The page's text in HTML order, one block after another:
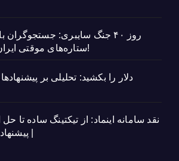
روز ۴۰ جنگ سایبری:
ستاره‌های موقتی ایران در بحران اینترنت!
دلار را بکشید: تحلیلی بر
نقد سامانه اینماد: از تیکتینگ ساده تا
|